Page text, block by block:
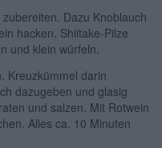
Dazu Knoblauch
hacken. Shiitake-Pilze
und klein würfeln.
Kreuzkümmel darin
dazugeben und glasig
und salzen. Mit Rotwein
Alles ca. 10 Minuten